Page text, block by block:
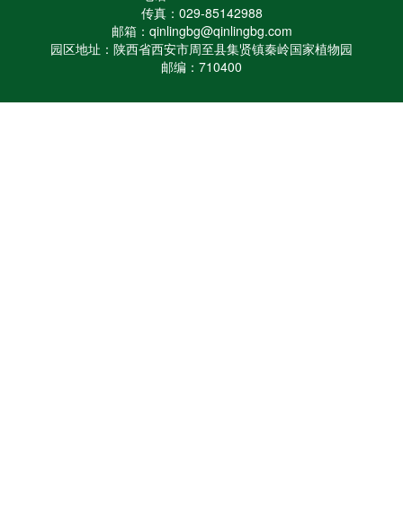
传真：029-85142988
邮箱：qinlingbg@qinlingbg.com
园区地址：陕西省西安市周至县集贤镇秦岭国家植物园
邮编：710400